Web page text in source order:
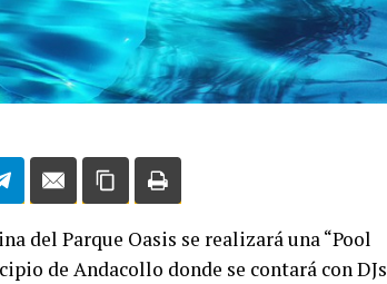
del Parque Oasis se realizará una “Pool
de Andacollo donde se contará con DJs